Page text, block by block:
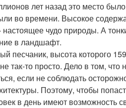
лет назад это место
во времени. Высокое
настоящее чудо природы. А
в ландшафт.
песчаник, высота которого
так-то просто. Дело в том,
если не соблюдать
Поэтому, чтобы
в день имеют